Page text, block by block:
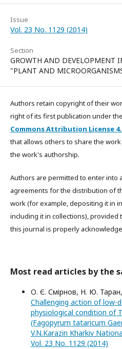
Issue
Vol. 23 No. 1129 (2014)
Section
GROWTH AND DEVELOPMENT
"PLANT AND
Authors retain copyright of their
right of its first publication under
Commons Attribution License
that allows others to share the
the work's authorship.
Authors are permitted to enter into
agreements for the distribution of
work (for example, depositing it in
including it in collections), provided
this journal is properly
Most read articles by the
О. Є. Смірнов, Н. Ю.
Challenging action of low-
physiological condition of
(Fagopyrum tataricum
V.N.Karazin Kharkiv
Vol. 23 No. 1129 (2014)